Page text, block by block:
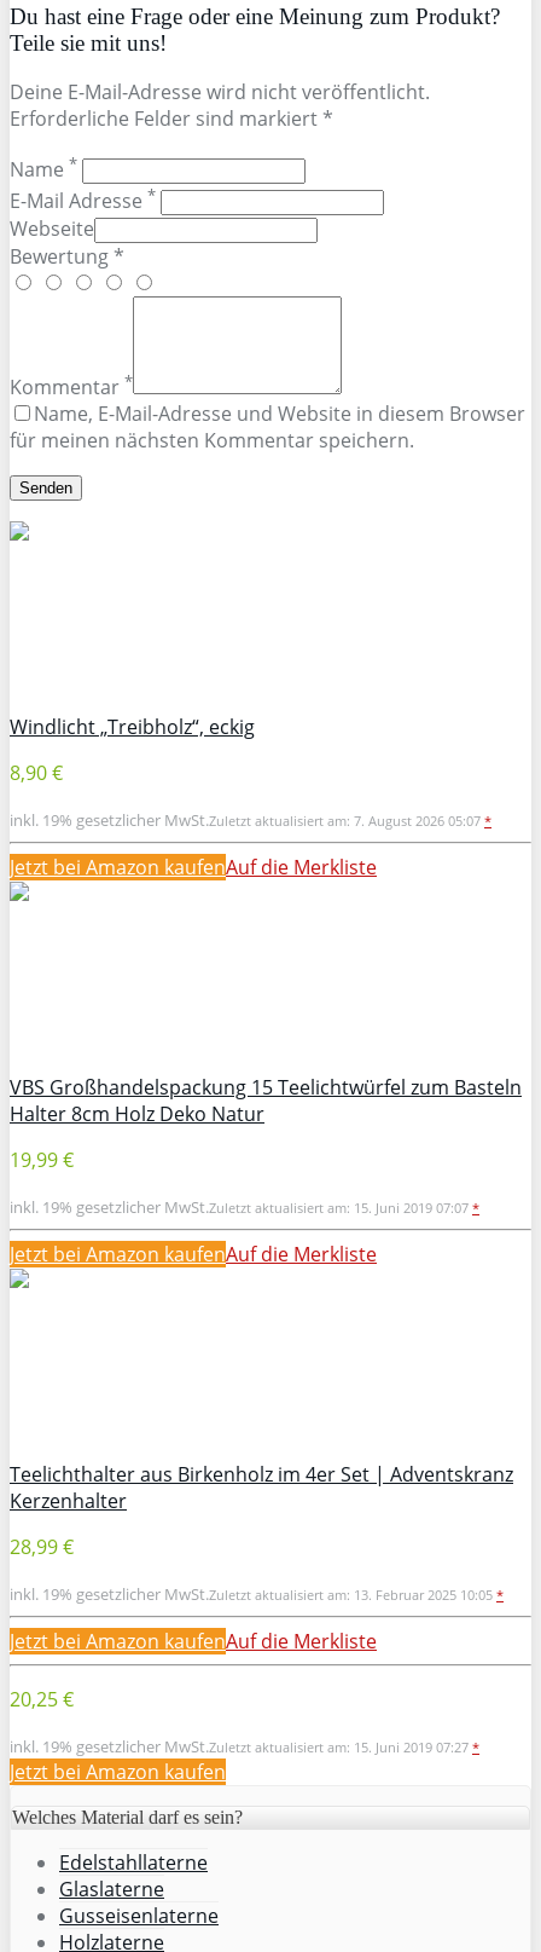
Du hast eine Frage oder eine Meinung zum Produkt?
Teile sie mit uns!
Deine E-Mail-Adresse wird nicht veröffentlicht.
Erforderliche Felder sind markiert *
Name *
E-Mail Adresse *
Webseite
Bewertung *
Kommentar *
Name, E-Mail-Adresse und Website in diesem Browser
für meinen nächsten Kommentar speichern.
Windlicht „Treibholz“, eckig
8,90 €
inkl. 19% gesetzlicher MwSt.Zuletzt aktualisiert am: 7. August 2026 05:07 *
Jetzt bei Amazon kaufenAuf die Merkliste
VBS Großhandelspackung 15 Teelichtwürfel zum Basteln
Halter 8cm Holz Deko Natur
19,99 €
inkl. 19% gesetzlicher MwSt.Zuletzt aktualisiert am: 15. Juni 2019 07:07 *
Jetzt bei Amazon kaufenAuf die Merkliste
Teelichthalter aus Birkenholz im 4er Set | Adventskranz
Kerzenhalter
28,99 €
inkl. 19% gesetzlicher MwSt.Zuletzt aktualisiert am: 13. Februar 2025 10:05 *
Jetzt bei Amazon kaufenAuf die Merkliste
20,25 €
inkl. 19% gesetzlicher MwSt.Zuletzt aktualisiert am: 15. Juni 2019 07:27 *
Jetzt bei Amazon kaufen
Welches Material darf es sein?
Edelstahllaterne
Glaslaterne
Gusseisenlaterne
Holzlaterne